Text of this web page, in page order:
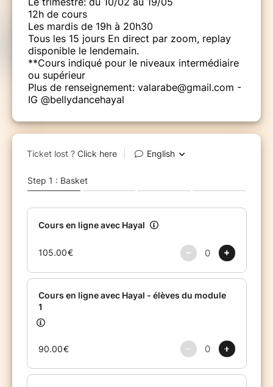
12h de cours
Les mardis de 19h à 20h30
Tous les 15 jours En direct par zoom, replay
disponible le lendemain.
**Cours indiqué pour le niveaux intermédiaire
ou supérieur
Plus de renseignement: valarabe@gmail.com -
IG @bellydancehayal